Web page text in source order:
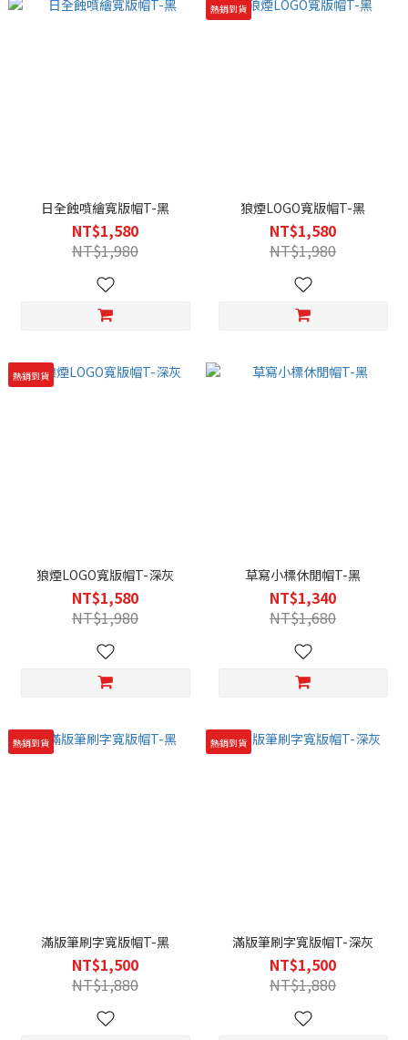
日全蝕噴繪寬版帽T-黑
NT$1,580
NT$1,980
熱銷到貨
狼煙LOGO寬版帽T-黑
NT$1,580
NT$1,980
熱銷到貨
狼煙LOGO寬版帽T-深灰
NT$1,580
NT$1,980
草寫小標休閒帽T-黑
NT$1,340
NT$1,680
熱銷到貨
滿版筆刷字寬版帽T-黑
NT$1,500
NT$1,880
熱銷到貨
滿版筆刷字寬版帽T-深灰
NT$1,500
NT$1,880